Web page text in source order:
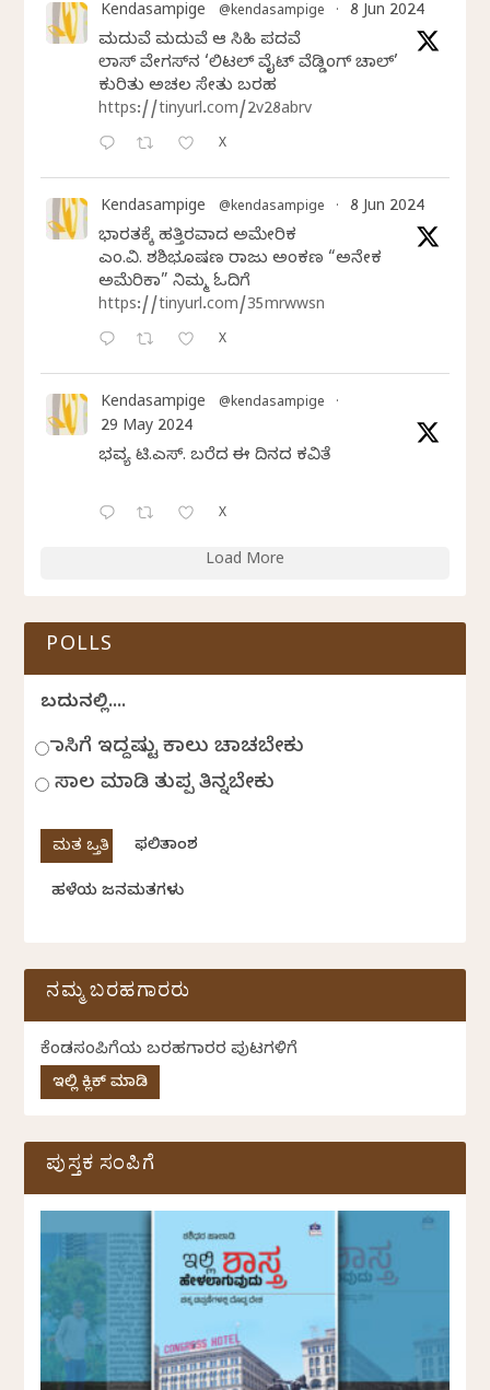
Kendasampige @kendasampige · 8 Jun 2024
ಮದುವೆ ಮದುವೆ ಆ ಸಿಹಿ ಪದವೆ
ಲಾಸ್‌ ವೇಗಸ್‌ನ ‘ಲಿಟಲ್ ವೈಟ್ ವೆಡ್ಡಿಂಗ್ ಚಾಪೆಲ್’
ಕುರಿತು ಅಚಲ ಸೇತು ಬರಹ
https://tinyurl.com/2v28abrv
X
Kendasampige @kendasampige · 8 Jun 2024
ಭಾರತಕ್ಕೆ ಹತ್ತಿರವಾದ ಅಮೇರಿಕ
ಎಂ.ವಿ. ಶಶಿಭೂಷಣ ರಾಜು ಅಂಕಣ “ಅನೇಕ
ಅಮೆರಿಕಾ” ನಿಮ್ಮ ಓದಿಗೆ
https://tinyurl.com/35mrwwsn
X
Kendasampige @kendasampige ·
29 May 2024
ಭವ್ಯ ಟಿ.ಎಸ್. ಬರೆದ ಈ ದಿನದ ಕವಿತೆ
X
Load More
POLLS
ಬದುಕಿನಲ್ಲಿ....
ಹಾಸಿಗೆ ಇದ್ದಷ್ಟು ಕಾಲು ಚಾಚಬೇಕು
ಸಾಲ ಮಾಡಿ ತುಪ್ಪ ತಿನ್ನಬೇಕು
ಫಲಿತಾಂಶ
ಹಳೆಯ ಜನಮತಗಳು
ನಮ್ಮ ಬರಹಗಾರರು
ಕೆಂಡಸಂಪಿಗೆಯ ಬರಹಗಾರರ ಪುಟಗಳಿಗೆ
ಇಲ್ಲಿ ಕ್ಲಿಕ್ ಮಾಡಿ
ಪುಸ್ತಕ ಸಂಪಿಗೆ